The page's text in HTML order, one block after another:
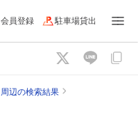
会員登録 駐車場貸出
周辺の検索結果